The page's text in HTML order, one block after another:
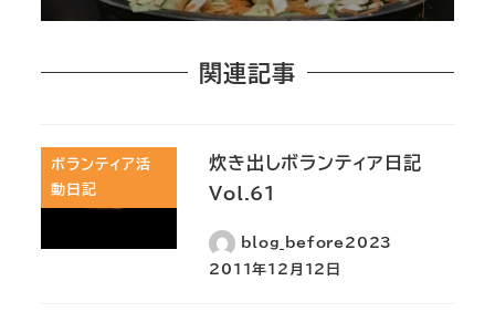
関連記事
ボランティア活
動日記
炊き出しボランティア日記
Vol.61
blog_before2023
2011年12月12日